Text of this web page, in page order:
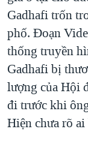
Gadhafi trốn
phố. Đoạn
thống truyền
Gadhafi bị
lượng của Hội
đi trước khi
Hiện chưa rõ